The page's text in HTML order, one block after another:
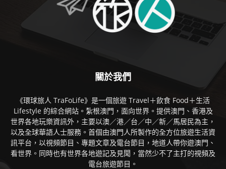
關於我們
《環球旅人 TraFoLife》是一個旅遊 Travel＋飲食 Food＋生活
Lifestyle 的綜合網站。紮根澳門，面向世界。提供澳門、香港及
世界各地玩樂資訊外，主要以澳／港／台／中／新／馬居民為主，
以及全球華語人士服務。首個由澳門人所製作的全方位旅遊生活資
訊平台，以視頻節目、專題文章及電台節目，地道人帶你遊澳門、
看世界。同時也有世界各地遊記及見聞，當然少不了主打的視頻及
電台旅遊節目。